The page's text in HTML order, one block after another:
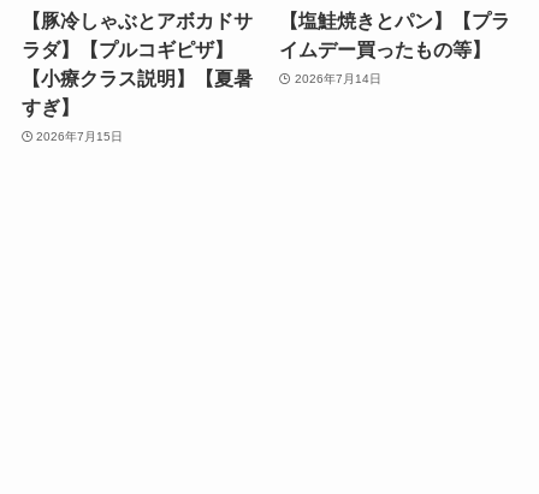
【豚冷しゃぶとアボカドサ
ラダ】【プルコギピザ】
【小療クラス説明】【夏暑
すぎ】
2026年7月15日
【塩鮭焼きとパン】【プラ
イムデー買ったもの等】
2026年7月14日